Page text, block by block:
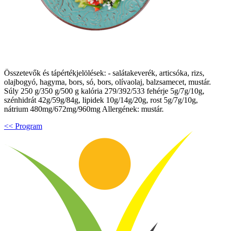
Összetevők és tápértékjelölések: - salátakeverék, articsóka, rizs,
olajbogyó, hagyma, bors, só, bors, olívaolaj, balzsamecet, mustár.
Súly 250 g/350 g/500 g kalória 279/392/533 fehérje 5g/7g/10g,
szénhidrát 42g/59g/84g, lipidek 10g/14g/20g, rost 5g/7g/10g,
nátrium 480mg/672mg/960mg Allergének: mustár.
<< Program